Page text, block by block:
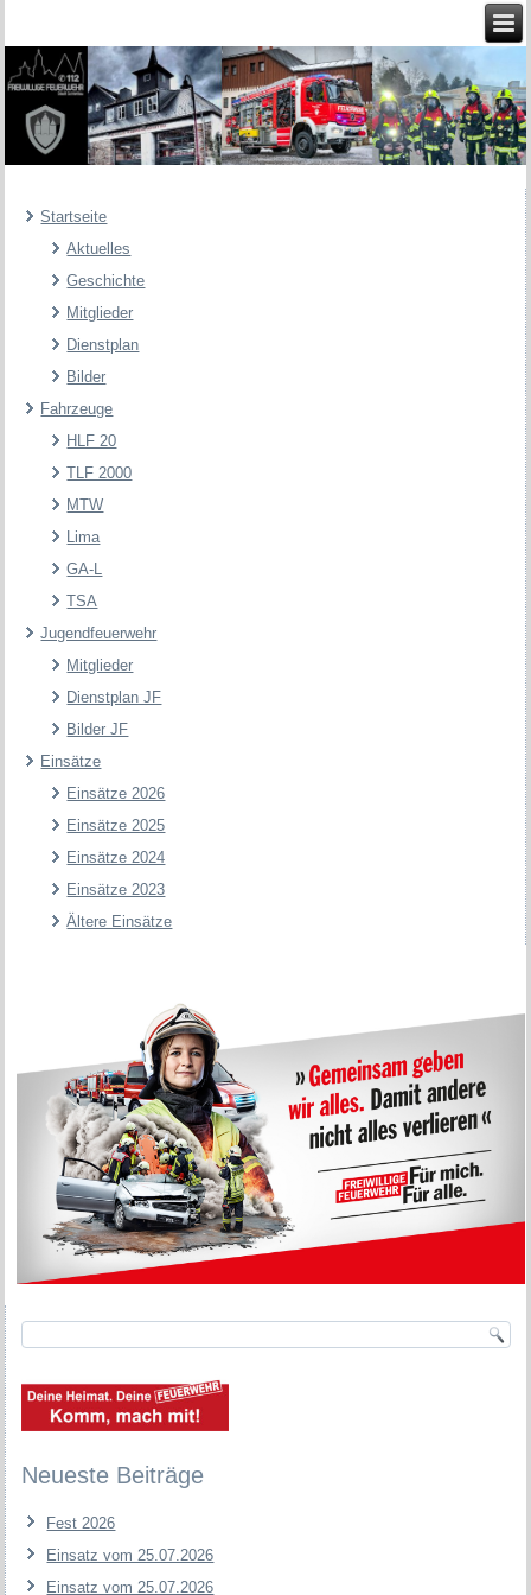
Startseite
Aktuelles
Geschichte
Mitglieder
Dienstplan
Bilder
Fahrzeuge
HLF 20
TLF 2000
MTW
Lima
GA-L
TSA
Jugendfeuerwehr
Mitglieder
Dienstplan JF
Bilder JF
Einsätze
Einsätze 2026
Einsätze 2025
Einsätze 2024
Einsätze 2023
Ältere Einsätze
Neueste Beiträge
Fest 2026
Einsatz vom 25.07.2026
Einsatz vom 25.07.2026